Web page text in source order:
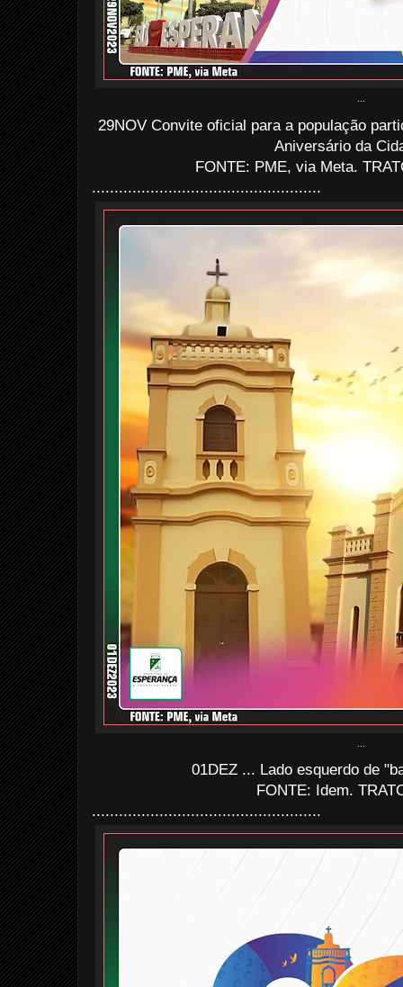
29NOV Convite oficial para a população
Aniversário da
FONTE: PME, via Meta.
...................................................
01DEZ ... Lado esquerdo de
FONTE: Idem.
...................................................